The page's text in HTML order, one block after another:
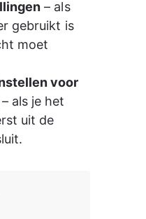
– als
gebruikt is
moet
voor
als je het
uit de